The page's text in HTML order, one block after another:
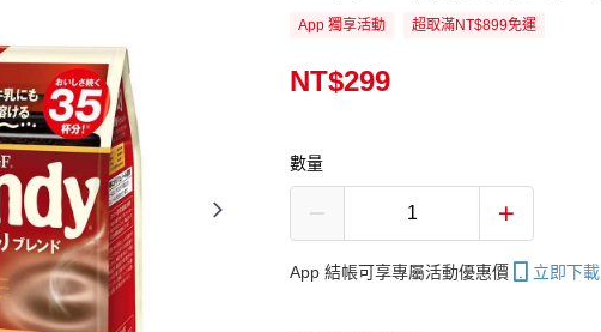
App 獨享活動 超取滿NT$899免運
NT$299
數量
App 結帳可享專屬活動優惠價 立即下載